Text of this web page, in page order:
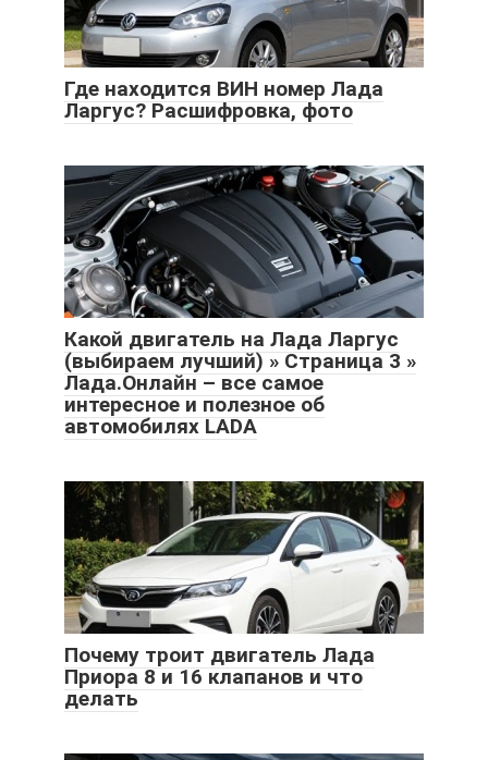
Где находится ВИН номер Лада
Ларгус? Расшифровка, фото
Какой двигатель на Лада Ларгус
(выбираем лучший) » Страница 3 »
Лада.Онлайн – все самое
интересное и полезное об
автомобилях LADA
Почему троит двигатель Лада
Приора 8 и 16 клапанов и что
делать